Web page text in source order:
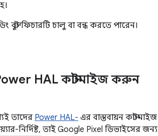
বুস্ট ফিচারটি চালু বা বন্ধ করতে পারেন।
HAL কাস্টমাইজ করুন
তাদের Power HAL- এর বাস্তবায়ন কাস্টমাইজ
নির্দিষ্ট, তাই Google Pixel ডিভাইসের জন্য